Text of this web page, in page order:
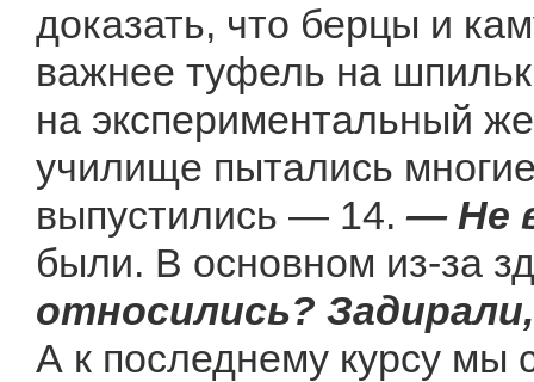
доказать, что берцы и
важнее туфель на
на экспериментальный
училище пытались
выпустились — 14.— Не
были. В основном из-за
относились?
А к последнему курсу мы